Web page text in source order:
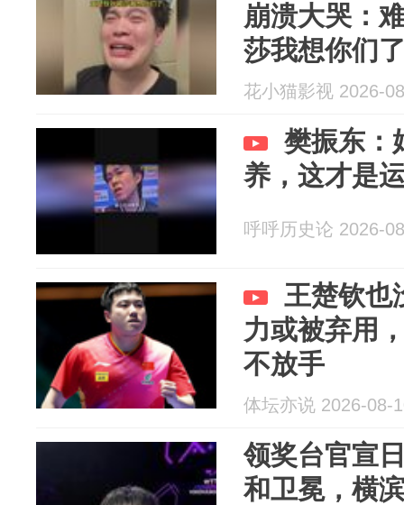
崩溃大哭：
莎我想你们
花小猫影视 2026-
樊振东：
养，这才是
呼呼历史论 2026-
王楚钦也
力或被弃用
不放手
体坛亦说 2026-08-
领奖台官宣
和卫冕，横